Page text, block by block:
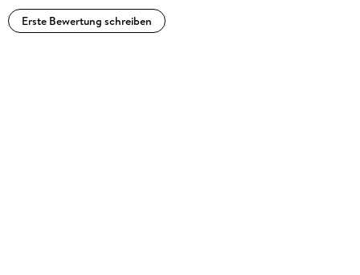
Erste Bewertung schreiben